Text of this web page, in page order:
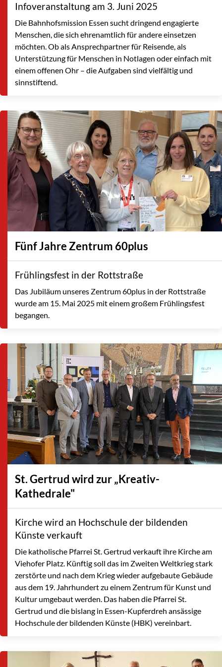
Infoveranstaltung am 3. Juni 2025
Die Bahnhofsmission Essen sucht dringend engagierte
Menschen, die sich ehrenamtlich für andere einsetzen
möchten. Ob als Ansprechpartner für Reisende, als
Unterstützung für Menschen in Notlagen oder einfach mit
einem offenen Ohr – die Aufgaben sind vielfältig und
sinnstiftend.
Fünf Jahre Zentrum 60plus
Frühlingsfest in der Rottstraße
Das Jubiläum unseres Zentrum 60plus in der Rottstraße
wurde am 15. Mai 2025 mit einem großem Frühlingsfest
begangen.
St. Gertrud wird zur „Kreativ-
Kathedrale"
Kirche wird an Hochschule der bildenden
Künste verkauft
Die katholische Pfarrei St. Gertrud verkauft ihre Kirche am
Viehofer Platz. Künftig soll das im Zweiten Weltkrieg stark
zerstörte und nach dem Krieg wieder aufgebaute Gebäude
aus dem 19. Jahrhundert zu einem Zentrum für Kunst und
Kultur umgebaut werden. Das haben die Pfarrei St.
Gertrud und die bislang in Essen-Kupferdreh ansässige
Hochschule der bildenden Künste (HBK) vereinbart.